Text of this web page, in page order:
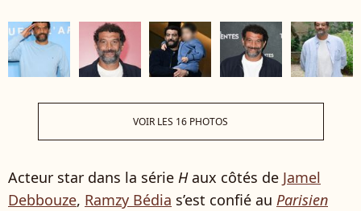
VOIR LES 16 PHOTOS
Acteur star dans la série Haux côtés de Jamel
Debbouze, Ramzy Bédia s’est confié au Parisien